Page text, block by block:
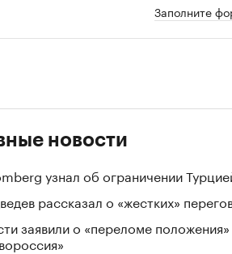
Заполните
новости
узнал об ограничении
рассказал о «жестких»
заявили о «переломе